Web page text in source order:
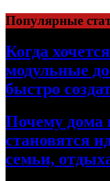
Перейти
к
содержимому
Популярные
Когда
модульные
быстро
Почему дома
становятся
семьи,